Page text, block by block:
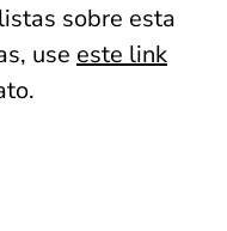
sobre esta
use este link